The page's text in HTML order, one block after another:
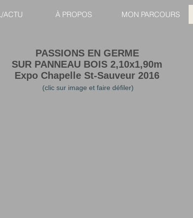
ACTU À PROPOS MON PARCOURS
PASSIONS EN GERME
SUR PANNEAU BOIS 2,10x1,90m
Expo Chapelle St-Sauveur 2016
(clic sur image et faire défiler)